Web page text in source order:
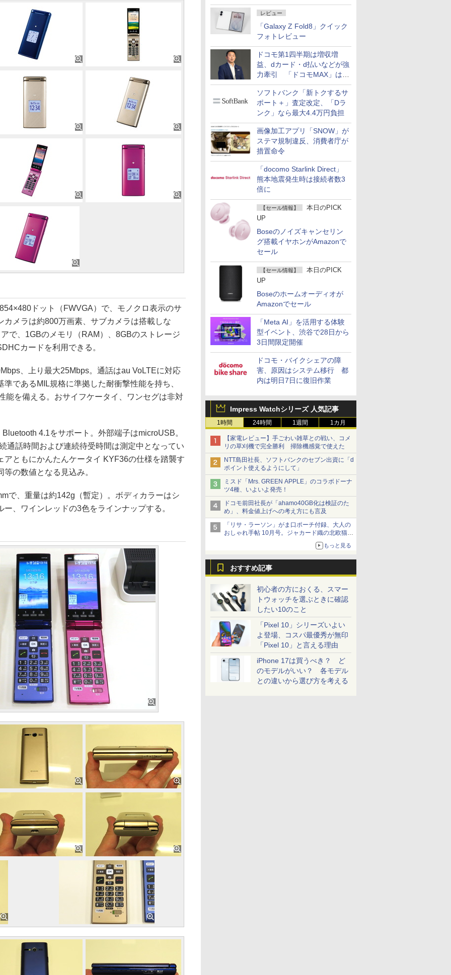
屋のメニュー並みの薄さ」
レビュー
「Galaxy Z Fold8」クイック
フォトレビュー
ドコモ第1四半期は増収増
益、dカード・d払いなどが強
力牽引 「ドコモMAX」は
400万契約突破
ソフトバンク「新トクするサ
ポート＋」査定改定、「Dラ
ンク」なら最大4.4万円負担
画像加工アプリ「SNOW」が
ステマ規制違反、消費者庁が
措置命令
「docomo Starlink Direct」
熊本地震発生時は接続者数3
倍に
【セール情報】
本日のPICK
UP
Boseのノイズキャンセリン
グ搭載イヤホンがAmazonで
セール
【セール情報】
本日のPICK
UP
Boseのホームオーディオが
Amazonでセール
「Meta AI」を活用する体験
型イベント、渋谷で28日から
3日間限定開催
ドコモ・バイクシェアの障
害、原因はシステム移行 都
内は明日7日に復旧作業
Impress Watchシリーズ 人気記事
1時間 24時間 1週間 1カ月
【家電レビュー】手ごわい雑草との戦い、コメ
リの草刈機で完全勝利 掃除機感覚で使えた
NTT島田社長、ソフトバンクのセブン出資に「d
ポイント使えるようにして」
ミスド「Mrs. GREEN APPLE」のコラボドーナ
ツ4種、いよいよ発売！
ドコモ前田社長が「ahamo40GB化は検証のた
め」、料金値上げへの考え方にも言及
「リサ・ラーソン」がま口ポーチ付録、大人の
おしゃれ手帖 10月号。ジャカード織の北欧猫デ
もっと見る
おすすめ記事
初心者の方におくる、スマー
トウォッチを選ぶときに確認
したい10のこと
「Pixel 10」シリーズいよい
よ登場、コスパ最優秀が無印
「Pixel 10」と言える理由
iPhone 17は買うべき？ ど
のモデルがいい？ 各モデル
との違いから選び方を考える
ドット（FWVGA）で、モノクロ表示のサ
カメラは約800万画素、サブカメラは搭載しな
で、1GBのメモリ（RAM）、8GBのストレージ
カードを利用できる。
、上り最大25Mbps。通話はau VoLTEに対応
であるMIL規格に準拠した耐衝撃性能を持ち、
能を備える。おサイフケータイ、ワンセグは非対
4.1をサポート。外部端子はmicroUSB。
通話時間および連続待受時間は測定中となってい
アともにかんたんケータイ KYF36の仕様を踏襲す
の数値となる見込み。
、重量は約142g（暫定）。ボディカラーはシ
、ワインレッドの3色をラインナップする。